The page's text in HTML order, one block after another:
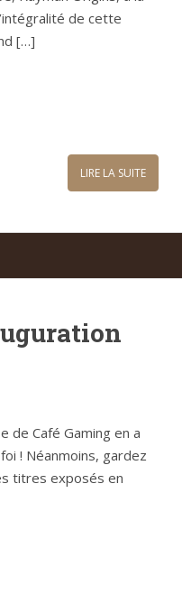
de cette
[…]
LIRE LA SUITE
de Café Gaming en a
! Néanmoins, gardez
titres exposés en